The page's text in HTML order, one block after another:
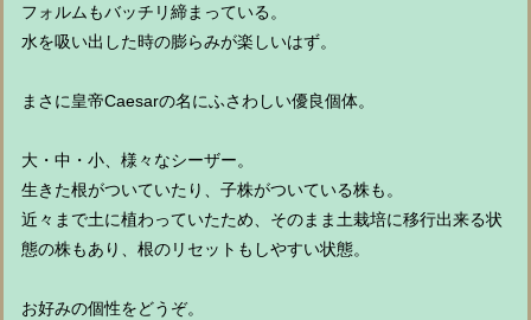
フォルムもバッチリ締まっている。
水を吸い出した時の膨らみが楽しいはず。
まさに皇帝Caesarの名にふさわしい優良個体。
大・中・小、様々なシーザー。
生きた根がついていたり、子株がついている株も。
近々まで土に植わっていたため、そのまま土栽培に移行出来る状
態の株もあり、根のリセットもしやすい状態。
お好みの個性をどうぞ。